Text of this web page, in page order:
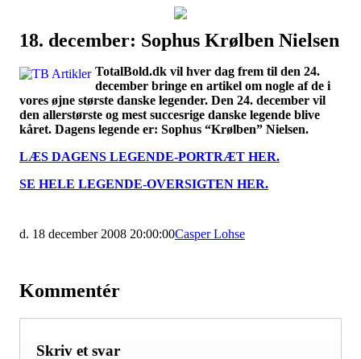
Наши партнеры
лучшие займы
18. december: Sophus Krølben Nielsen
TotalBold.dk vil hver dag frem til den 24.
december bringe en artikel om nogle af de i
vores øjne største danske legender. Den 24. december vil
den allerstørste og mest succesrige danske legende blive
kåret. Dagens legende er: Sophus “Krølben” Nielsen.
LÆS DAGENS LEGENDE-PORTRÆT HER.
SE HELE LEGENDE-OVERSIGTEN HER.
d. 18 december 2008 20:00:00Casper Lohse
Kommentér
Skriv et svar